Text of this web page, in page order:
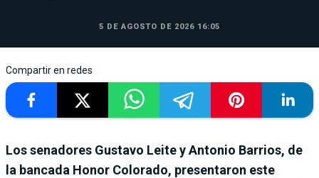
5 DE AGOSTO DE 2026 16:05
Compartir en redes
Los senadores Gustavo Leite y Antonio Barrios, de
la bancada Honor Colorado, presentaron este